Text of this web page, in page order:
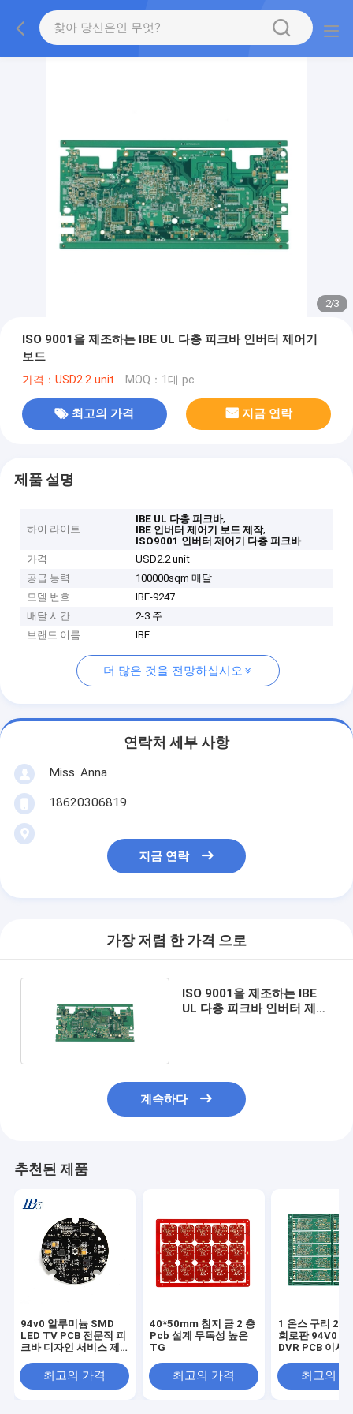
2/3
ISO 9001을 제조하는 IBE UL 다층 피크바 인버터 제어기
보드
가격：USD2.2 unit MOQ：1대 pc
최고의 가격 지금 연락
제품 설명
하이 라이트
IBE UL 다층 피크바,
IBE 인버터 제어기 보드 제작,
ISO9001 인버터 제어기 다층 피크바
가격
USD2.2 unit
공급 능력
100000sqm 매달
모델 번호
IBE-9247
배달 시간
2-3 주
브랜드 이름
IBE
더 많은 것을 전망하십시오
연락처 세부 사항
Miss. Anna
18620306819
지금 연락
가장 저렴 한 가격 으로
ISO 9001을 제조하는 IBE
UL 다층 피크바 인버터 제어
계속하다
추천된 제품
94v0 알루미늄 SMD
LED TV PCB 전문적 피
크바 디자인 서비스 제
최고의 가격
40*50mm 침지 금 2 층
Pcb 설계 무독성 높은
TG
최고의 가격
1 온스 구리 2
회로판 94V0
DVR PCB 이사
최고의